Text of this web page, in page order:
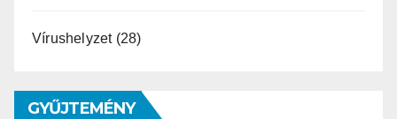
Vírushelyzet(28)
GYŰJTEMÉNY